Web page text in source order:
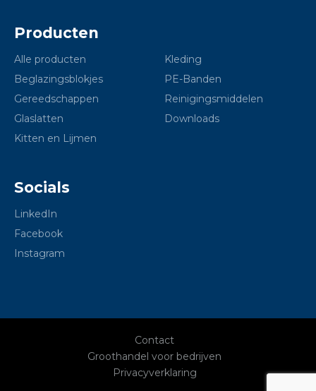
Producten
Alle producten
Beglazingsblokjes
Gereedschappen
Glaslatten
Kitten en Lijmen
Kleding
PE-Banden
Reinigingsmiddelen
Downloads
Socials
LinkedIn
Facebook
Instagram
Contact
Groothandel voor bedrijven
Privacyverklaring